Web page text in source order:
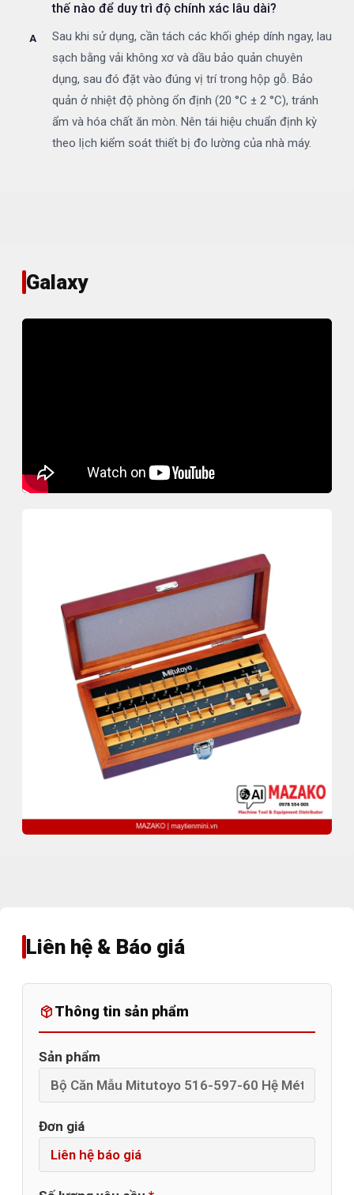
thế nào để duy trì độ chính xác lâu dài?
Sau khi sử dụng, cần tách các khối ghép dính ngay, lau
sạch bằng vải không xơ và dầu bảo quản chuyên
dụng, sau đó đặt vào đúng vị trí trong hộp gỗ. Bảo
quản ở nhiệt độ phòng ổn định (20 °C ± 2 °C), tránh
ẩm và hóa chất ăn mòn. Nên tái hiệu chuẩn định kỳ
theo lịch kiểm soát thiết bị đo lường của nhà máy.
Galaxy
Liên hệ & Báo giá
Thông tin sản phẩm
Sản phẩm
Đơn giá